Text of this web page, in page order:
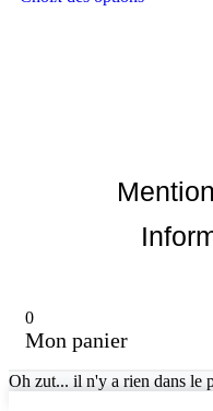
0
Mon panier
Oh zut... il n'y a rien dans le